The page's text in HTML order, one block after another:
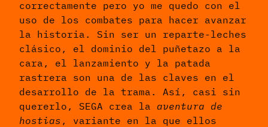
correctamente pero yo me quedo con el
uso de los combates para hacer avanzar
la historia. Sin ser un reparte-leches
clásico, el dominio del puñetazo a la
cara, el lanzamiento y la patada
rastrera son una de las claves en el
desarrollo de la trama. Así, casi sin
quererlo, SEGA crea la aventura de
hostias , variante en la que ellos